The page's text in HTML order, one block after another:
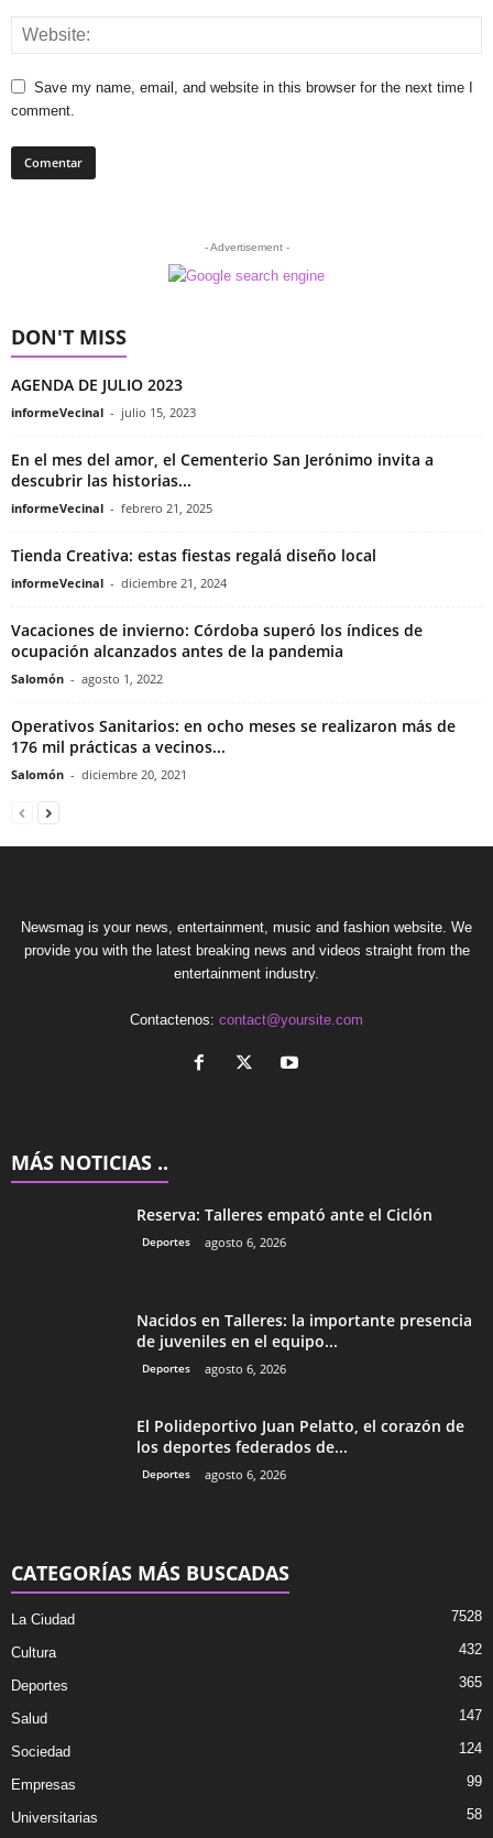
Save my name, email, and website in this browser for the next time I
comment.
- Advertisement -
DON'T MISS
AGENDA DE JULIO 2023
informeVecinal - julio 15, 2023
En el mes del amor, el Cementerio San Jerónimo invita a
descubrir las historias...
informeVecinal - febrero 21, 2025
Tienda Creativa: estas fiestas regalá diseño local
informeVecinal - diciembre 21, 2024
Vacaciones de invierno: Córdoba superó los índices de
ocupación alcanzados antes de la pandemia
Salomón - agosto 1, 2022
Operativos Sanitarios: en ocho meses se realizaron más de
176 mil prácticas a vecinos...
Salomón - diciembre 20, 2021
Newsmag is your news, entertainment, music and fashion website. We
provide you with the latest breaking news and videos straight from the
entertainment industry.
Contactenos: contact@yoursite.com
MÁS NOTICIAS ..
Reserva: Talleres empató ante el Ciclón
Deportes agosto 6, 2026
Nacidos en Talleres: la importante presencia
de juveniles en el equipo...
Deportes agosto 6, 2026
El Polideportivo Juan Pelatto, el corazón de
los deportes federados de...
Deportes agosto 6, 2026
CATEGORÍAS MÁS BUSCADAS
La Ciudad 7528
Cultura 432
Deportes 365
Salud 147
Sociedad 124
Empresas 99
Universitarias 58